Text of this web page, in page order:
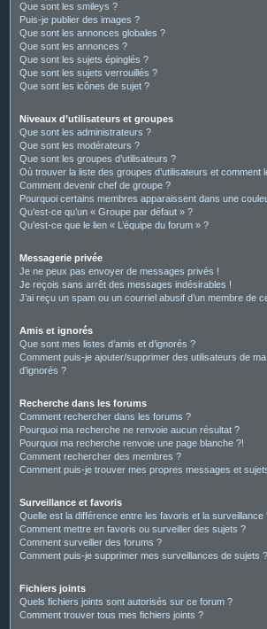
Que sont les smileys ?
Puis-je publier des images ?
Que sont les annonces globales ?
Que sont les annonces ?
Que sont les sujets épinglés ?
Que sont les sujets verrouillés ?
Que sont les icônes de sujet ?
Niveaux d’utilisateurs et groupes
Que sont les administrateurs ?
Que sont les modérateurs ?
Que sont les groupes d’utilisateurs ?
Où trouver la liste des groupes d’utilisateurs et comment
Comment devenir chef de groupe ?
Pourquoi certains membres apparaissent dans une
Qu’est-ce qu’un « Groupe par défaut » ?
Qu’est-ce que le lien « L’équipe du forum » ?
Messagerie privée
Je ne peux pas envoyer de messages privés !
Je reçois sans arrêt des messages indésirables !
J’ai reçu un spam ou un courriel abusif d’un membre de
Amis et ignorés
Que sont mes listes d’amis et d’ignorés ?
Comment puis-je ajouter/supprimer des utilisateurs de ma
d’ignorés ?
Recherche dans les forums
Comment rechercher dans les forums ?
Pourquoi ma recherche ne renvoie aucun résultat ?
Pourquoi ma recherche renvoie une page blanche ?!
Comment rechercher des membres ?
Comment puis-je trouver mes propres messages et
Surveillance et favoris
Quelle est la différence entre les favoris et la surveillance
Comment mettre en favoris ou surveiller des sujets ?
Comment surveiller des forums ?
Comment puis-je supprimer mes surveillances de sujets ?
Fichiers joints
Quels fichiers joints sont autorisés sur ce forum ?
Comment trouver tous mes fichiers joints ?